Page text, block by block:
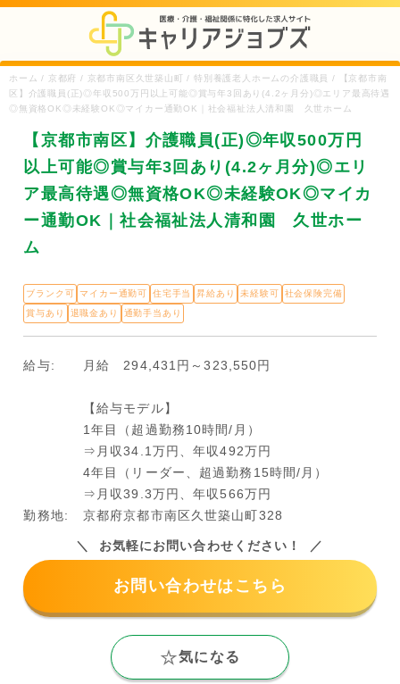
ホーム / 京都府 / 京都市南区久世築山町 / 特別養護老人ホームの介護職員 / 【京都市南
区】介護職員(正)◎年収500万円以上可能◎賞与年3回あり(4.2ヶ月分)◎エリア最高待遇
◎無資格OK◎未経験OK◎マイカー通勤OK｜社会福祉法人清和園 久世ホーム
【京都市南区】介護職員(正)◎年収500万円
以上可能◎賞与年3回あり(4.2ヶ月分)◎エリ
ア最高待遇◎無資格OK◎未経験OK◎マイカ
ー通勤OK｜社会福祉法人清和園 久世ホー
ム
ブランク可 マイカー通勤可 住宅手当 昇給あり 未経験可
社会保険完備
賞与あり
退職金あり 通勤手当あり
給与: 月給 294,431円～323,550円
【給与モデル】
1年目（超過勤務10時間/月）
⇒月収34.1万円、年収492万円
4年目（リーダー、超過勤務15時間/月）
⇒月収39.3万円、年収566万円
勤務地:
京都府京都市南区久世築山町328
お気軽にお問い合わせください！
お問い合わせはこちら
気になる